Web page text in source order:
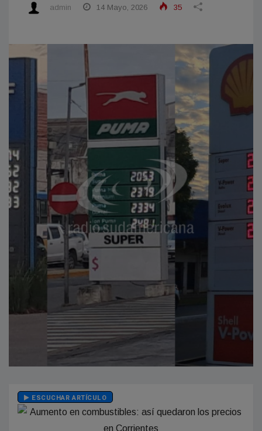
admin 14 Mayo, 2026 35
ESCUCHAR ARTÍCULO